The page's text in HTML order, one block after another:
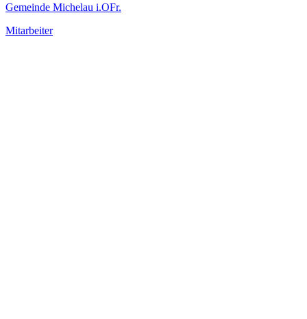
Gemeinde Michelau i.OFr.
Mitarbeiter